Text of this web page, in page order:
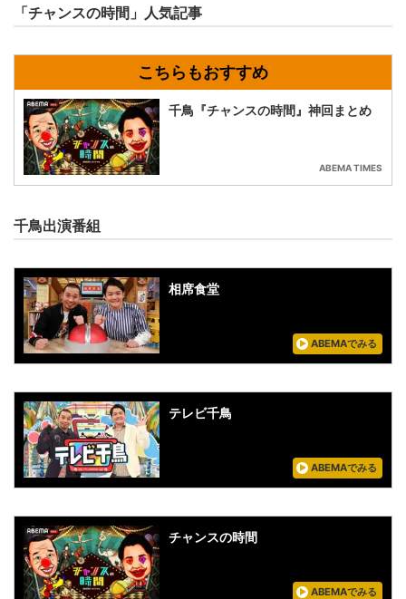
「チャンスの時間」人気記事
千鳥『チャンスの時間』神回まとめ
ABEMA TIMES
千鳥出演番組
相席食堂
ABEMAでみる
テレビ千鳥
ABEMAでみる
チャンスの時間
ABEMAでみる